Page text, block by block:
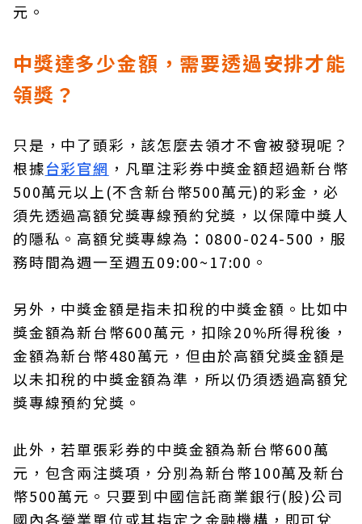
元。
中獎達多少金額，需要透過安排才能
領獎？
只是，中了頭彩，該怎麼去領才不會被發現呢？
根據台彩官網 ，凡單注彩券中獎金額超過新台幣
500萬元以上(不含新台幣500萬元)的彩金，必
須先透過高額兌獎專線預約兌獎，以保障中獎人
的隱私。高額兌獎專線為：0800-024-500，服
務時間為週一至週五09:00~17:00。
另外，中獎金額是指未扣稅的中獎金額。比如中
獎金額為新台幣600萬元，扣除20%所得稅後，
金額為新台幣480萬元，但由於高額兌獎金額是
以未扣稅的中獎金額為準，所以仍須透過高額兌
獎專線預約兌獎。
此外，若單張彩券的中獎金額為新台幣600萬
元，包含兩注獎項，分別為新台幣100萬及新台
幣500萬元。只要到中國信託商業銀行(股)公司
國內各營業單位或其指定之金融機構，即可兌